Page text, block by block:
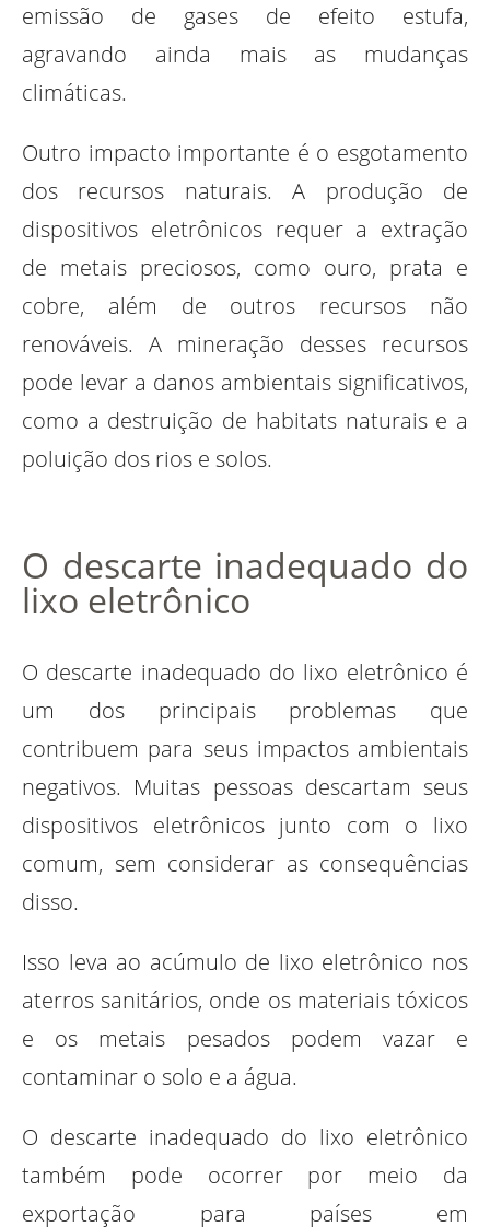
emissão de gases de efeito estufa,
agravando ainda mais as mudanças
climáticas.
Outro impacto importante é o esgotamento
dos recursos naturais. A produção de
dispositivos eletrônicos requer a extração
de metais preciosos, como ouro, prata e
cobre, além de outros recursos não
renováveis. A mineração desses recursos
pode levar a danos ambientais significativos,
como a destruição de habitats naturais e a
poluição dos rios e solos.
O descarte inadequado do
lixo eletrônico
O descarte inadequado do lixo eletrônico é
um dos principais problemas que
contribuem para seus impactos ambientais
negativos. Muitas pessoas descartam seus
dispositivos eletrônicos junto com o lixo
comum, sem considerar as consequências
disso.
Isso leva ao acúmulo de lixo eletrônico nos
aterros sanitários, onde os materiais tóxicos
e os metais pesados podem vazar e
contaminar o solo e a água.
O descarte inadequado do lixo eletrônico
também pode ocorrer por meio da
exportação para países em